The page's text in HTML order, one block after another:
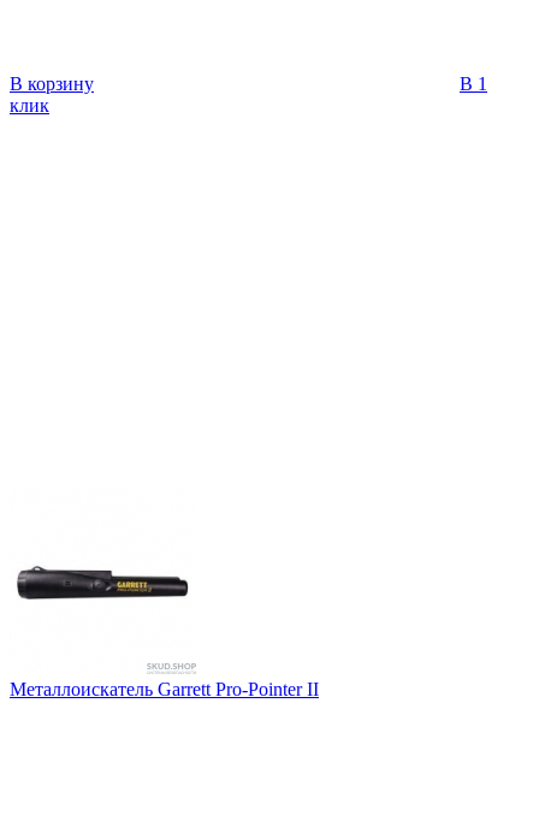
В корзину
В 1
клик
Металлоискатель Garrett Pro-Pointer II